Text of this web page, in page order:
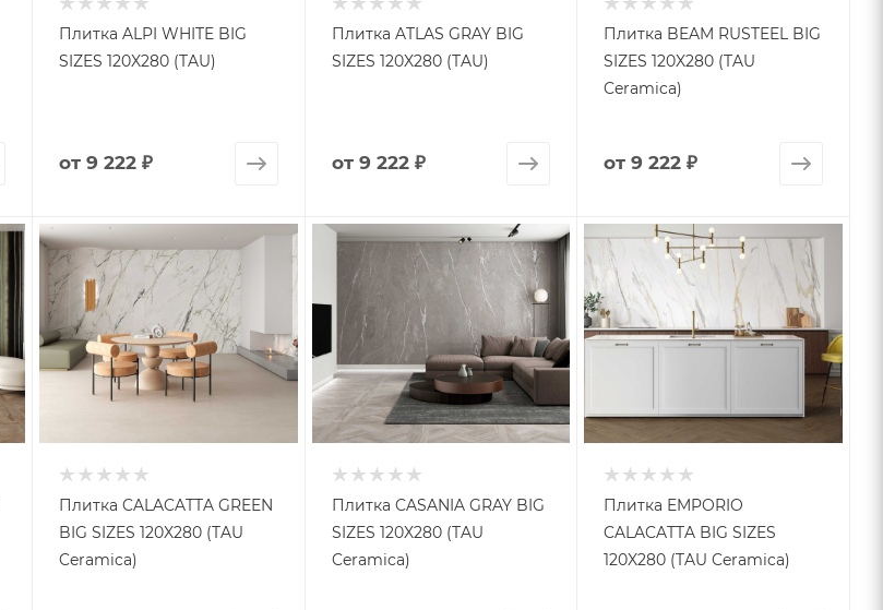
Плитка ALPI WHITE BIG
SIZES 120X280 (TAU)
от 9 222 ₽
Плитка ATLAS GRAY BIG
SIZES 120X280 (TAU)
от 9 222 ₽
Плитка BEAM RUSTEEL BIG
SIZES 120X280 (TAU
Ceramica)
от9 222 ₽
Плитка CALACATTA GREEN
BIG SIZES 120X280 (TAU
Ceramica)
Плитка CASANIA GRAY BIG
SIZES 120X280 (TAU
Ceramica)
Плитка EMPORIO
CALACATTA BIG SIZES
120X280 (TAU Ceramica)